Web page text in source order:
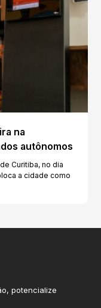
na
autônomos
Curitiba, no dia
a cidade como
potencialize